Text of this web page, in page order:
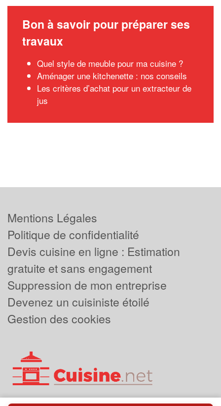
Bon à savoir pour préparer ses
travaux
Quel style de meuble pour ma cuisine ?
Aménager une kitchenette : nos conseils
Les critères d’achat pour un extracteur de
jus
Mentions Légales
Politique de confidentialité
Devis cuisine en ligne : Estimation
gratuite et sans engagement
Suppression de mon entreprise
Devenez un cuisiniste étoilé
Gestion des cookies